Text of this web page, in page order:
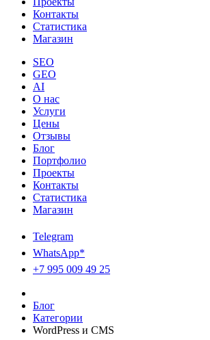
Контакты
Статистика
Магазин
SEO
GEO
AI
О нас
Услуги
Цены
Отзывы
Блог
Портфолио
Проекты
Контакты
Статистика
Магазин
Telegram
WhatsApp*
+7 995 009 49 25
Блог
Категории
WordPress и CMS